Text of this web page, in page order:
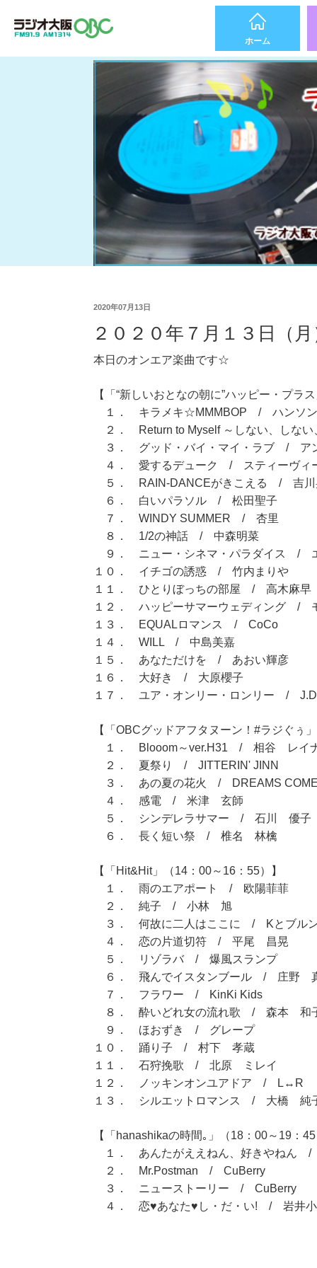
ホーム
2020年07月13日
２０２０年７月１３日（
本日のオンエア楽曲です☆
【「“新しいおとなの朝に”ハッピー・プラ
１． キラメキ☆MMMBOP / ハンソン
２． Return to Myself ～しない、しな
３． グッド・バイ・マイ・ラブ / ア
４． 愛するデューク / スティーヴィ
５． RAIN-DANCEがきこえる / 吉川
６． 白いパラソル / 松田聖子
７． WINDY SUMMER / 杏里
８． 1/2の神話 / 中森明菜
９． ニュー・シネマ・パラダイス / エ
１０． イチゴの誘惑 / 竹内まりや
１１． ひとりぼっちの部屋 / 高木麻早
１２． ハッピーサマーウェディング /
１３． EQUALロマンス / CoCo
１４． WILL / 中島美嘉
１５． あなただけを / あおい輝彦
１６． 大好き / 大原櫻子
１７． ユア・オンリー・ロンリー /
【「OBCグッドアフタヌーン！#ラジぐぅ
１． Blooom～ver.H31 / 相谷 レイ
２． 夏祭り / JITTERIN' JINN
３． あの夏の花火 / DREAMS
４． 感電 / 米津 玄師
５． シンデレラサマー / 石川 優子
６． 長く短い祭 / 椎名 林檎
【「Hit&Hit」（14：00～16：55）】
１． 雨のエアポート / 欧陽菲菲
２． 純子 / 小林 旭
３． 何故に二人はここに / Kとブル
４． 恋の片道切符 / 平尾 昌晃
５． リゾラバ / 爆風スランプ
６． 飛んでイスタンブール / 庄野
７． フラワー / KinKi Kids
８． 酔いどれ女の流れ歌 / 森本 和
９． ほおずき / グレープ
１０． 踊り子 / 村下 孝蔵
１１． 石狩挽歌 / 北原 ミレイ
１２． ノッキンオンユアドア / L↔R
１３． シルエットロマンス / 大橋 純
【「hanashikaの時間｡」（18：00～19：
１． あんたがええねん、好きやねん /
２． Mr.Postman / CuBerry
３． ニューストーリー / CuBerry
４． 恋♥あなた♥し・だ・い! / 岩井小